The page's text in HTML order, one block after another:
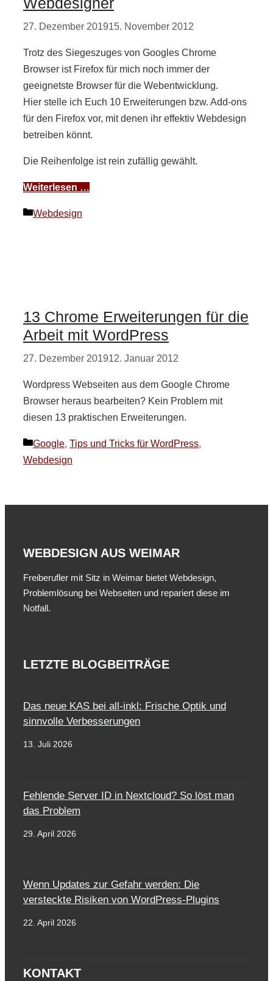
27. Dezember 201915. November 2012
Trotz des Siegeszuges von Googles Chrome
Browser ist Firefox für mich noch immer der
geeignetste Browser für die Webentwicklung.
Hier stelle ich Euch 10 Erweiterungen bzw. Add-ons
für den Firefox vor, mit denen ihr effektiv Webdesign
betreiben könnt.
Die Reihenfolge ist rein zufällig gewählt.
Weiterlesen …
Kategorien
Webdesign
13 Chrome Erweiterungen für die
Arbeit mit WordPress
27. Dezember 201912. Januar 2012
Wordpress Webseiten aus dem Google Chrome
Browser heraus bearbeiten? Kein Problem mit
diesen 13 praktischen Erweiterungen.
Kategorien
Google, Tips und Tricks für WordPress,
Webdesign
WEBDESIGN AUS WEIMAR
Freiberufler mit Sitz in Weimar bietet Webdesign,
Problemlösung bei Webseiten und repariert diese im
Notfall.
LETZTE BLOGBEITRÄGE
Das neue KAS bei all-inkl: Frische Optik und
sinnvolle Verbesserungen
13. Juli 2026
Fehlende Server ID in Nextcloud? So löst man
das Problem
29. April 2026
Wenn Updates zur Gefahr werden: Die
versteckte Risiken von WordPress-Plugins
22. April 2026
KONTAKT